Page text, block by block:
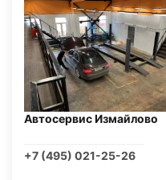
Автосервис Измайлово
+7 (495) 021-25-26